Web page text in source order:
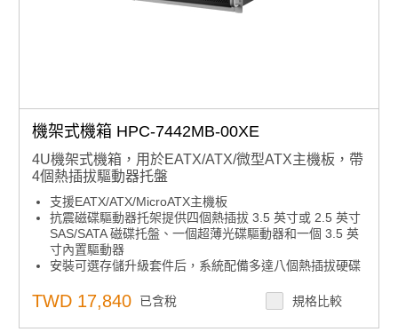
機架式機箱 HPC-7442MB-00XE
4U機架式機箱，用於EATX/ATX/微型ATX主機板，帶
4個熱插拔驅動器托盤
支援EATX/ATX/MicroATX主機板
抗震磁碟驅動器托架提供四個熱插拔 3.5 英寸或 2.5 英寸
SAS/SATA 磁碟托盤、一個超薄光碟驅動器和一個 3.5 英
寸內置驅動器
安裝可選存儲升級套件后，系統配備多達八個熱插拔硬碟
支援80plus單電源和冗餘電源
無需打開頂蓋即可打開的正面系統風扇，便於維護
TWD 17,840 已含稅 規格比較